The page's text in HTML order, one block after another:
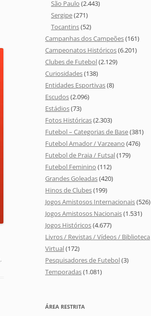
.
São Paulo (2.443)
Sergipe(271)
Tocantins(52)
Campanhas dos Campeões(161)
Campeonatos Históricos(6.201)
Clubes de Futebol(2.129)
Curiosidades(138)
Entidades Esportivas(8)
Escudos(2.096)
Estádios(73)
Fotos Históricas(2.303)
Futebol – Categorias de Base(381)
Futebol Amador / Varzeano (476)
Futebol de Praia / Futsal(179)
Futebol Feminino (112)
Grandes Goleadas(420)
Hinos de Clubes(199)
Jogos Amistosos Internacionais(526)
Jogos Amistosos Nacionais(1.531)
Jogos Históricos(4.677)
Livros / Revistas / Vídeos / Biblioteca
Virtual(172)
Pesquisadores de Futebol(3)
Temporadas(1.081)
ÁREA RESTRITA